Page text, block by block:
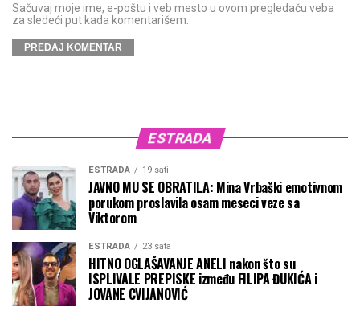
Sačuvaj moje ime, e-poštu i veb mesto u ovom pregledaču veba
za sledeći put kada komentarišem.
ESTRADA
ESTRADA 19 sati
JAVNO MU SE OBRATILA: Mina Vrbaški emotivnom
porukom proslavila osam meseci veze sa
Viktorom
ESTRADA 23 sata
HITNO OGLAŠAVANJE ANELI nakon što su
ISPLIVALE PREPISKE između FILIPA ĐUKIĆA i
JOVANE CVIJANOVIĆ